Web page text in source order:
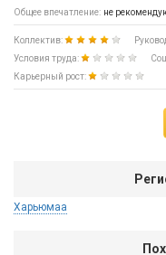
Общее впечатление: не
Коллектив:
Условия труда:
Карьерный рост:
Харьюмаа